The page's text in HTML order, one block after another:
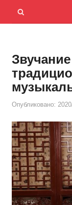
Menu
Открыть
Опубликовано: